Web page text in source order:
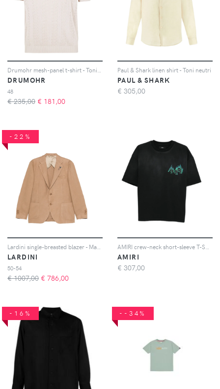
Drumohr mesh-panel t-shirt - Toni neutri
DRUMOHR
48
€ 235,00 € 181,00
Paul & Shark linen shirt - Toni neutri
PAUL & SHARK
€ 305,00
-22%
Lardini single-breasted blazer - Marrone
LARDINI
50-54
€ 1007,00 € 786,00
AMIRI crew-neck short-sleeve T-Shirt - Nero
AMIRI
€ 307,00
-16% --34%